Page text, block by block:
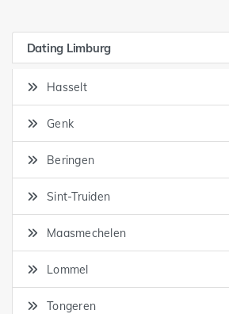
Dating Limburg
Hasselt
Genk
Beringen
Sint-Truiden
Maasmechelen
Lommel
Tongeren